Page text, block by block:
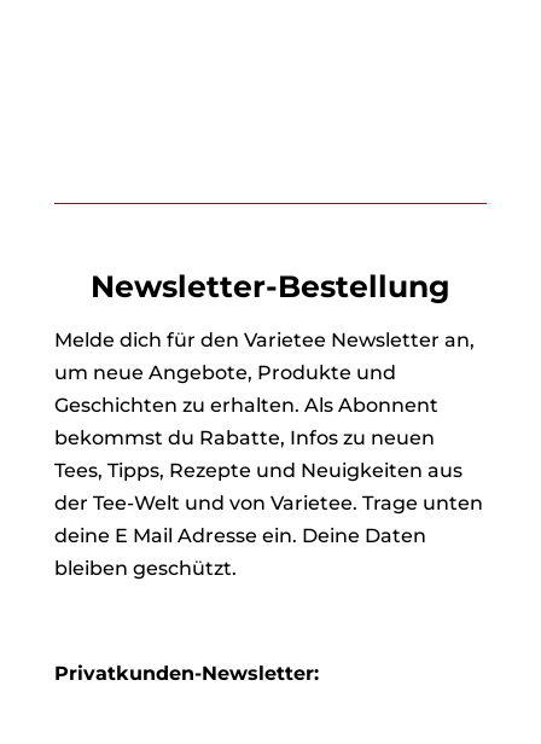
Newsletter-Bestellung
Melde dich für den Varietee Newsletter an,
um neue Angebote, Produkte und
Geschichten zu erhalten. Als Abonnent
bekommst du Rabatte, Infos zu neuen
Tees, Tipps, Rezepte und Neuigkeiten aus
der Tee-Welt und von Varietee. Trage unten
deine E Mail Adresse ein. Deine Daten
bleiben geschützt.
Privatkunden-Newsletter: